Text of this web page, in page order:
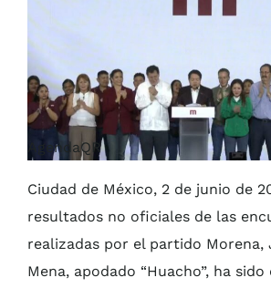
AgendaQR
Ciudad de México, 2 de junio de
resultados no oficiales de las
realizadas por el partido Morena,
Mena, apodado “Huacho”, ha